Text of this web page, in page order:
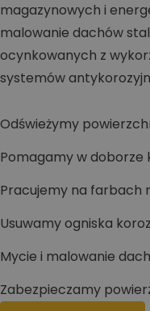
magazynowych i
malowanie dachów
ocynkowanych z
systemów
Odświeżymy
Pomagamy w doborze
Pracujemy na farbach
Usuwamy ogniska
Mycie i malowanie
Zabezpieczamy